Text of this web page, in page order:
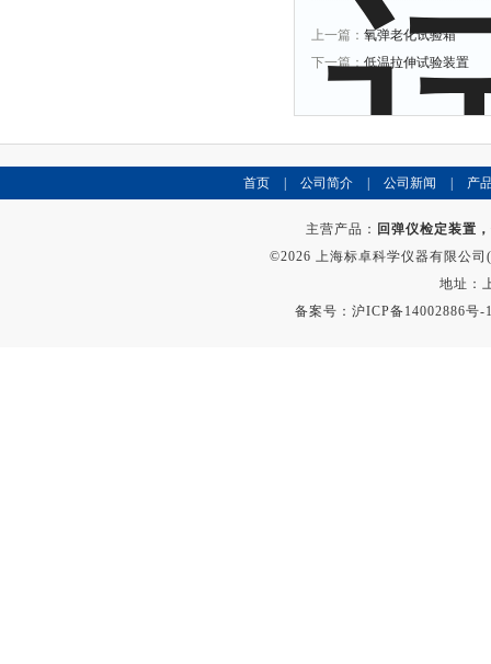
上一篇： 氧弹老化试验箱
下一篇：低温拉伸试验装置
首页 公司简介 公司新闻 产
主营产品： 回弹仪检定装置
©2026 上海标卓科学仪器有限公
地址：
备案号：沪ICP备14002886号-